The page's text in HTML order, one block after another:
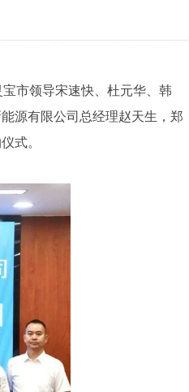
市领导宋速快、杜元华、韩
源有限公司总经理赵天生，郑
式。